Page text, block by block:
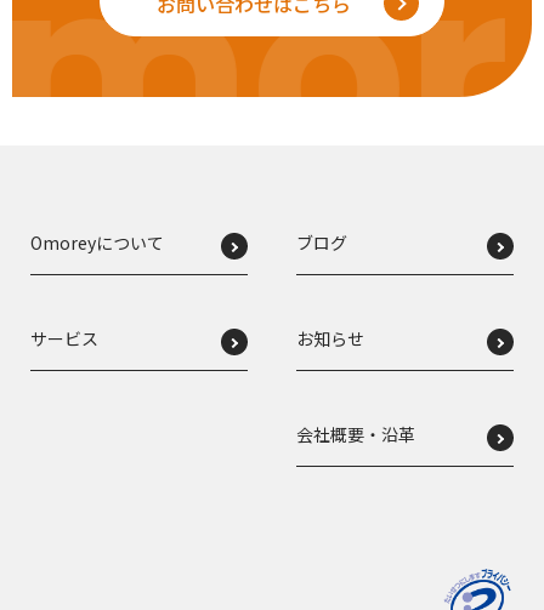
Omoreyについて
サービス
ブログ
お知らせ
会社概要・沿革